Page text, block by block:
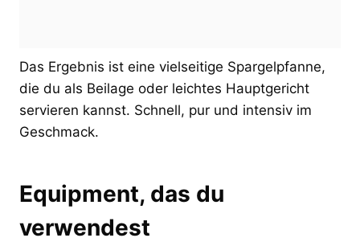
Das Ergebnis ist eine vielseitige Spargelpfanne,
die du als Beilage oder leichtes Hauptgericht
servieren kannst. Schnell, pur und intensiv im
Geschmack.
Equipment, das du
verwendest